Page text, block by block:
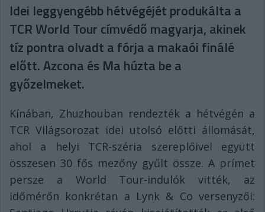
Idei leggyengébb hétvégéjét produkálta a
TCR World Tour címvédő magyarja, akinek
tíz pontra olvadt a fórja a makaói finálé
előtt. Azcona és Ma húzta be a
győzelmeket.
Kínában, Zhuzhouban rendezték a hétvégén a
TCR Világsorozat idei utolsó előtti állomását,
ahol a helyi TCR-széria szereplőivel együtt
összesen 30 fős mezőny gyűlt össze. A prímet
persze a World Tour-indulók vitték, az
időmérőn konkrétan a Lynk & Co versenyzői: